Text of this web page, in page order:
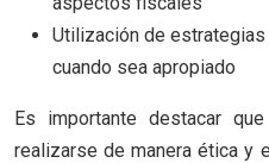
Utilización de
cuando sea apropiado
Es importante destacar
realizarse de manera ética y